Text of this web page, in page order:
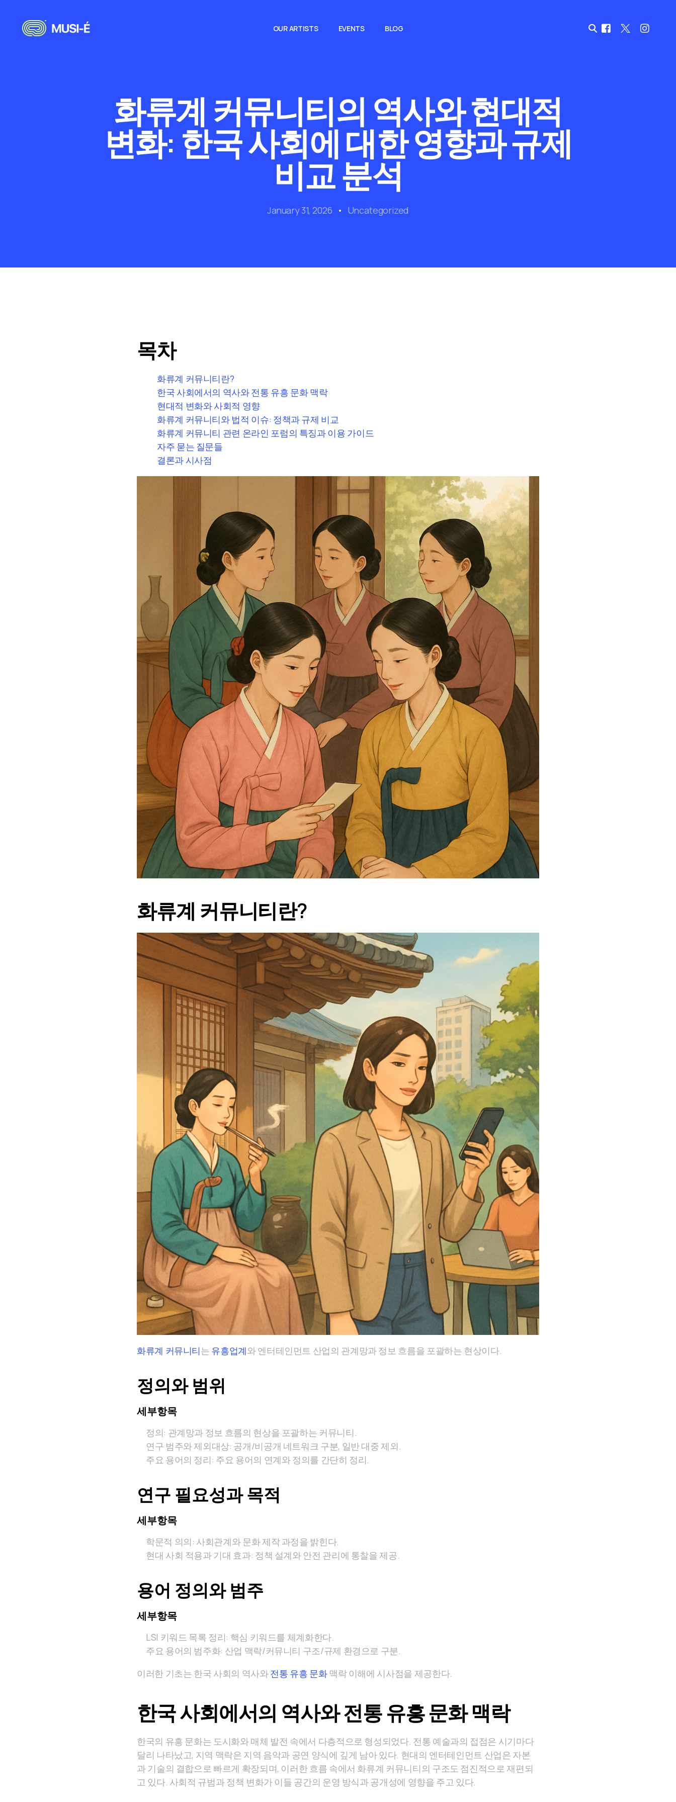
OUR ARTISTS EVENTS BLOG
화류계 커뮤니티의 역사와 현대적
변화: 한국 사회에 대한 영향과 규제
비교 분석
January 31, 2026 Uncategorized
목차
화류계 커뮤니티란?
한국 사회에서의 역사와 전통 유흥 문화 맥락
현대적 변화와 사회적 영향
화류계 커뮤니티와 법적 이슈: 정책과 규제 비교
화류계 커뮤니티 관련 온라인 포럼의 특징과 이용 가이드
자주 묻는 질문들
결론과 시사점
화류계 커뮤니티란?
화류계 커뮤니티는 유흥업계와 엔터테인먼트 산업의 관계망과 정보 흐름을 포괄하는 현상이다.
정의와 범위
세부항목
정의: 관계망과 정보 흐름의 현상을 포괄하는 커뮤니티.
연구 범주와 제외대상: 공개/비공개 네트워크 구분, 일반 대중 제외.
주요 용어의 정리: 주요 용어의 연계와 정의를 간단히 정리.
연구 필요성과 목적
세부항목
학문적 의의: 사회관계와 문화 제작 과정을 밝힌다.
현대 사회 적용과 기대 효과: 정책 설계와 안전 관리에 통찰을 제공.
용어 정의와 범주
세부항목
LSI 키워드 목록 정리: 핵심 키워드를 체계화한다.
주요 용어의 범주화: 산업 맥락/커뮤니티 구조/규제 환경으로 구분.
이러한 기초는 한국 사회의 역사와전통 유흥 문화맥락 이해에 시사점을 제공한다.
한국 사회에서의 역사와 전통 유흥 문화 맥락
한국의 유흥 문화는 도시화와 매체 발전 속에서 다층적으로 형성되었다. 전통 예술과의 접점은 시기마다
달리 나타났고, 지역 맥락은 지역 음악과 공연 양식에 깊게 남아 있다. 현대의 엔터테인먼트 산업은 자본
과 기술의 결합으로 빠르게 확장되며, 이러한 흐름 속에서 화류계 커뮤니티의 구조도 점진적으로 재편되
고 있다. 사회적 규범과 정책 변화가 이들 공간의 운영 방식과 공개성에 영향을 주고 있다.